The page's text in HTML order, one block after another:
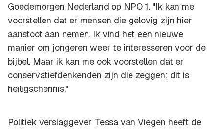
Goedemorgen Nederland op NPO 1. "Ik kan me
voorstellen dat er mensen die gelovig zijn hier
aanstoot aan nemen. Ik vind het een nieuwe
manier om jongeren weer te interesseren voor de
bijbel. Maar ik kan me ook voorstellen dat er
conservatiefdenkenden zijn die zeggen: dit is
heiligschennis."
Politiek verslaggever Tessa van Viegen heeft de